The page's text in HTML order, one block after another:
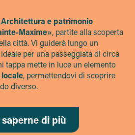
e patrimonio
Maxime», partite alla scoperta
città. Vi guiderà lungo un
per una passeggiata di circa
tappa mette in luce un elemento
, permettendovi di scoprire
diverso.
saperne di più